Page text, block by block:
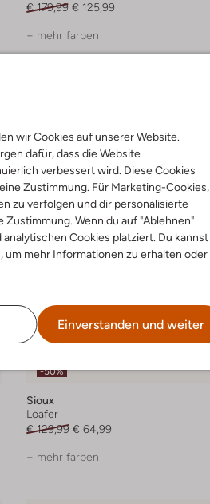
wir Cookies auf unserer Website.
dafür, dass die Website
verbessert wird. Diese Cookies
Zustimmung. Für Marketing-Cookies,
zu verfolgen und dir personalisierte
Wenn du auf "Ablehnen"
Cookies platziert. Du kannst
um mehr Informationen zu erhalten oder
Einverstanden und weiter
€ 179,99 € 125,99
+ mehr farben
-50%
Sioux
Loafer
€ 129,99 € 64,99
+ mehr farben